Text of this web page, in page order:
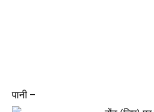
पानी –